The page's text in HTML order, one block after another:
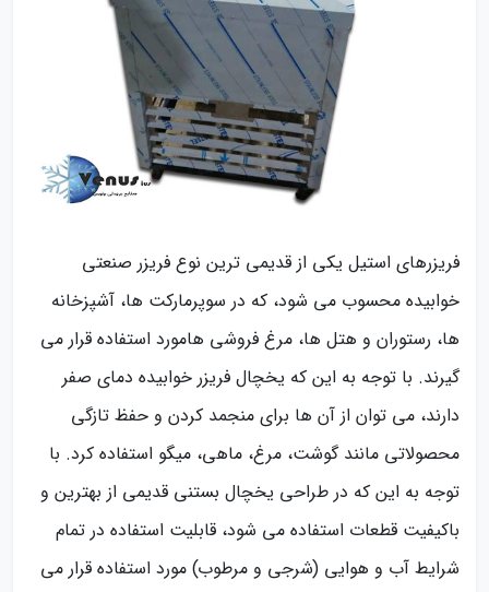
فریزرهای استیل یکی از قدیمی ترین نوع فریزر صنعتی
خوابیده محسوب می شود، که در سوپرمارکت ها، آشپزخانه
ها، رستوران و هتل ها، مرغ فروشی هامورد استفاده قرار می
گیرند. با توجه به این که یخچال فریزر خوابیده دمای صفر
دارند، می توان از آن ها برای منجمد کردن و حفظ تازگی
محصولاتی مانند گوشت، مرغ، ماهی، میگو استفاده کرد. با
توجه به این که در طراحی یخچال بستنی قدیمی از بهترین و
باکیفیت قطعات استفاده می شود، قابلیت استفاده در تمام
شرایط آب و هوایی (شرجی و مرطوب) مورد استفاده قرار می